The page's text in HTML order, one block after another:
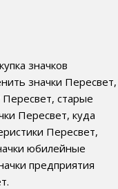
значков
значки Пересвет,
старые
Пересвет, куда
Пересвет,
юбилейные
предприятия